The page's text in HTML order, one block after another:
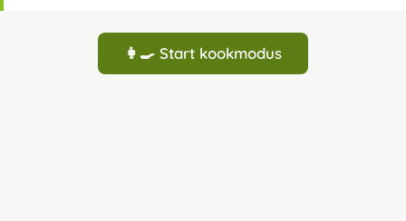
👩‍🍳 Start kookmodus